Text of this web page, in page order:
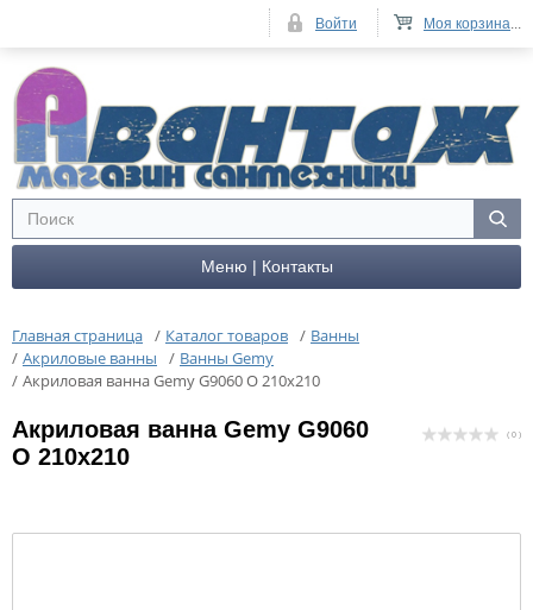
Меню | Контакты
Главная страница / Каталог товаров / Ванны
/ Акриловые ванны / Ванны Gemy
/ Акриловая ванна Gemy G9060 О 210x210
Акриловая ванна Gemy G9060
О 210x210
( 0 )
Моя корзина...
Войти